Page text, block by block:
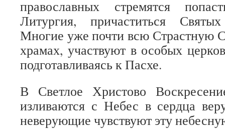
православных стремятся
Литургия, причаститься
Многие уже почти всю Страстную
храмах, участвуют в особых
подготавливаясь к Пасхе.
В Светлое Христово
изливаются с Небес в сердца
неверующие чувствуют эту